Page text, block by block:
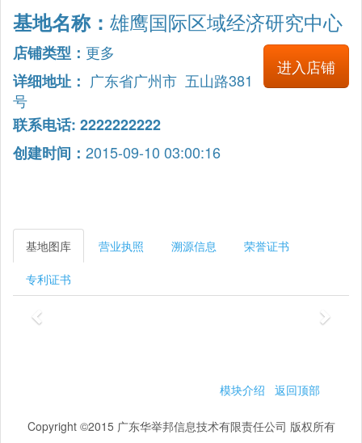
基地名称： 雄鹰国际区域经济研究中心
店铺类型： 更多
进入店铺
详细地址： 广东省广州市 五山路381
号
联系电话: 2222222222
创建时间： 2015-09-10 03:00:16
基地图库 营业执照 溯源信息 荣誉证书
专利证书
模块介绍 返回顶部
Copyright ©2015 广东华举邦信息技术有限责任公司 版权所有